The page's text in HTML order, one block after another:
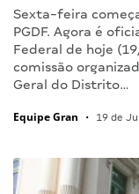
Sexta-feira
PGDF. Agora é
Federal de hoje
comissão
Geral do Distrito…
Equipe Gran • 19 de